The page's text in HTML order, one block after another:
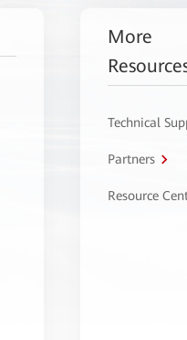
More
Technical
Partners
Resource